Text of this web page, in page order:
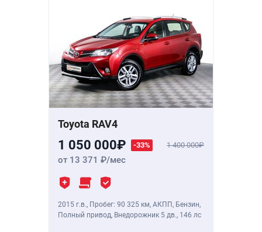
Toyota RAV4
1 050 000 -33% 1 400 000
от 13 371 /мес
2015 г.в., Пробег: 90 325 км, АКПП, Бензин,
Полный привод, Внедорожник 5 дв., 146 лс